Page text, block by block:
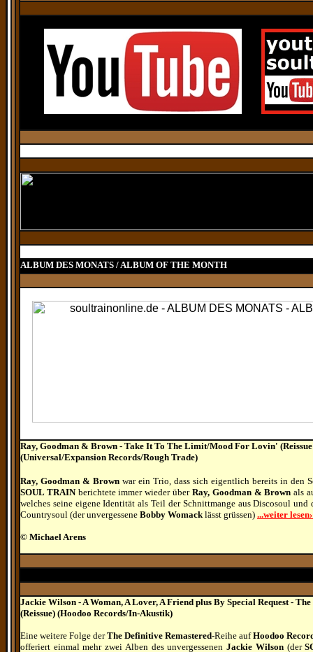
ALBUM DES MONATS / ALBUM OF THE MONTH
Ray, Goodman & Brown - Take It To The Limit/Mood For Lovin' (Reissue
(Universal/Expansion Records/Rough Trade)
Ray, Goodman & Brown war ein Trio, dass sich eigentlich bereits in den
SOUL TRAINberichtete immer wieder über Ray, Goodman & Brown als
welches seine eigene Identität als Teil der Schnittmange aus Discosoul und
Countrysoul (der unvergessene Bobby Womacklässt grüssen) ...weiter
© Michael Arens
Jackie Wilson - A Woman, A Lover, A Friend plus By Special Request -
(Reissue) (Hoodoo Records/In-Akustik)
Eine weitere Folge derThe Definitive Remastered-Reihe aufHoodoo
offeriert einmal mehr zwei Alben des unvergessenenJackie Wilson(der